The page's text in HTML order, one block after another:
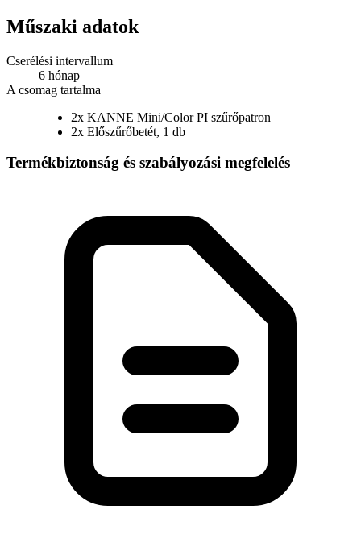
Műszaki adatok
Cserélési intervallum
6 hónap
A csomag tartalma
2x KANNE Mini/Color PI szűrőpatron
2x Előszűrőbetét, 1 db
Termékbiztonság és szabályozási megfelelés